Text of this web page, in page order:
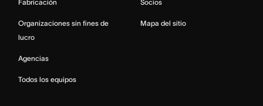
Fabricación
Organizaciones sin fines de
lucro
Agencias
Todos los equipos
Socios
Mapa del sitio